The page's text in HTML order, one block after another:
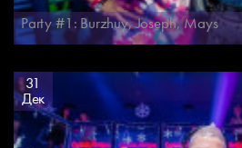
Party #1: Burzhuy, Joseph, Mays
31
Дек